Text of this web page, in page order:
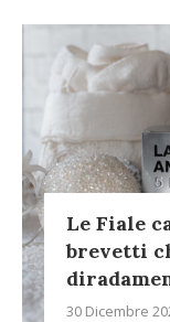
Le Fiale
brevetti
30 Dicembre